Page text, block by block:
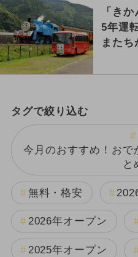
「き
5年運
またち
タグで絞り込む
今月のおすすめ！おで
と
無料・格安
2026年オープン
2025年オープン